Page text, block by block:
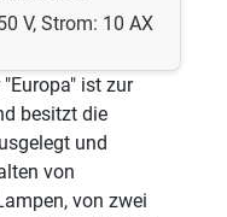
V, Strom: 10 AX
ist zur
besitzt die
und
von
von zwei